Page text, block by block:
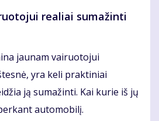
realiai sumažinti
jaunam vairuotojui
yra keli praktiniai
ją sumažinti. Kai kurie iš jų
automobilį.